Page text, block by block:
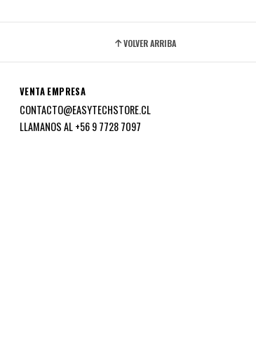
VOLVER ARRIBA
VENTA EMPRESA
CONTACTO@EASYTECHSTORE.CL
LLAMANOS AL +56 9 7728 7097